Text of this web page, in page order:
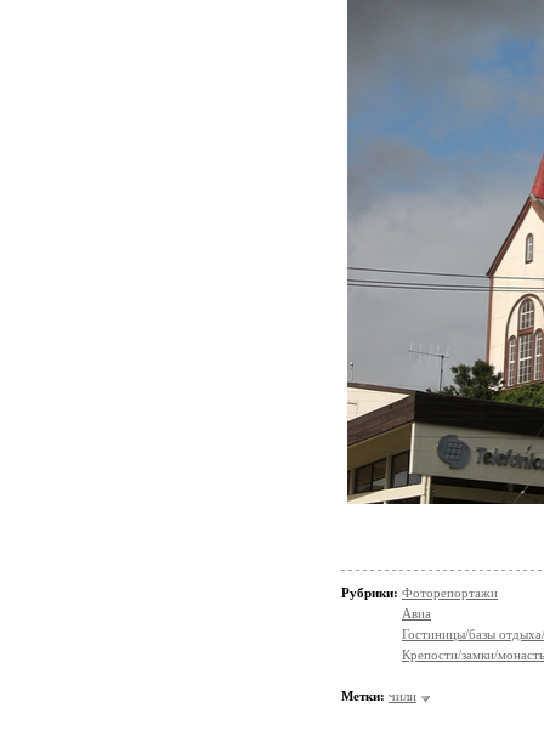
Рубрики: Фоторепортажи
Авиа
Гостиницы/базы
Крепости/замки/
Метки: чили